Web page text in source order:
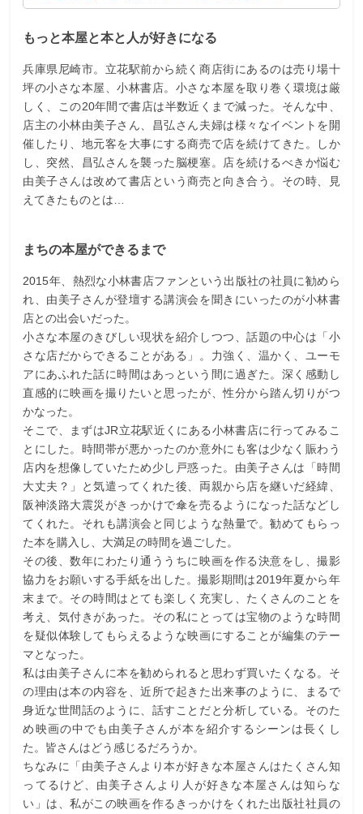
もっと本屋と本と人が好きになる
兵庫県尼崎市。立花駅前から続く商店街にあるのは売り場十
坪の小さな本屋、小林書店。小さな本屋を取り巻く環境は厳
しく、この20年間で書店は半数近くまで減った。そんな中、
店主の小林由美子さん、昌弘さん夫婦は様々なイベントを開
催したり、地元客を大事にする商売で店を続けてきた。しか
し、突然、昌弘さんを襲った脳梗塞。店を続けるべきか悩む
由美子さんは改めて書店という商売と向き合う。その時、見
えてきたものとは…
まちの本屋ができるまで
2015年、熱烈な小林書店ファンという出版社の社員に勧めら
れ、由美子さんが登壇する講演会を聞きにいったのが小林書
店との出会いだった。
小さな本屋のきびしい現状を紹介しつつ、話題の中心は「小
さな店だからできることがある」。力強く、温かく、ユーモ
アにあふれた話に時間はあっという間に過ぎた。深く感動し
直感的に映画を撮りたいと思ったが、性分から踏ん切りがつ
かなった。
そこで、まずはJR立花駅近くにある小林書店に行ってみるこ
とにした。時間帯が悪かったのか意外にも客は少なく賑わう
店内を想像していたため少し戸惑った。由美子さんは「時間
大丈夫？」と気遣ってくれた後、両親から店を継いだ経緯、
阪神淡路大震災がきっかけで傘を売るようになった話などし
てくれた。それも講演会と同じような熱量で。勧めてもらっ
た本を購入し、大満足の時間を過ごした。
その後、数年にわたり通ううちに映画を作る決意をし、撮影
協力をお願いする手紙を出した。撮影期間は2019年夏から年
末まで。その時間はとても楽しく充実し、たくさんのことを
考え、気付きがあった。その私にとっては宝物のような時間
を疑似体験してもらえるような映画にすることが編集のテー
マとなった。
私は由美子さんに本を勧められると思わず買いたくなる。そ
の理由は本の内容を、近所で起きた出来事のように、まるで
身近な世間話のように、話すことだと分析している。そのた
め映画の中でも由美子さんが本を紹介するシーンは長くし
た。皆さんはどう感じるだろうか。
ちなみに「由美子さんより本が好きな本屋さんはたくさん知
ってるけど、由美子さんより人が好きな本屋さんは知らな
い」は、私がこの映画を作るきっかけをくれた出版社社員の